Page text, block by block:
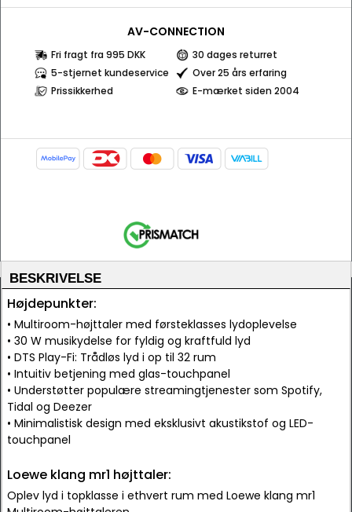
AV-CONNECTION
Fri fragt fra 995 DKK
30 dages returret
5-stjernet kundeservice
Over 25 års erfaring
Prissikkerhed
E-mærket siden 2004
BESKRIVELSE
Højdepunkter:
• Multiroom-højttaler med førsteklasses lydoplevelse
• 30 W musikydelse for fyldig og kraftfuld lyd
• DTS Play-Fi: Trådløs lyd i op til 32 rum
• Intuitiv betjening med glas-touchpanel
• Understøtter populære streamingtjenester som Spotify,
Tidal og Deezer
• Minimalistisk design med eksklusivt akustikstof og LED-
touchpanel
Loewe klang mr1 højttaler:
Oplev lyd i topklasse i ethvert rum med Loewe klang mr1